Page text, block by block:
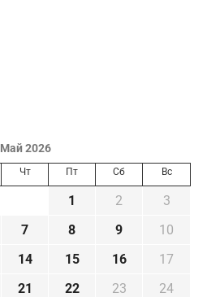
Май 2026
Чт Пт Сб Вс
1 2
3
7 8 9
10
14 15 16
17
21 22 23
24